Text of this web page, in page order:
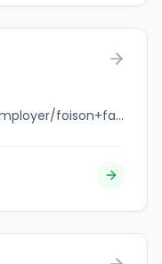
jobbank.gc.ca/browsejobs/employer/foison+farm+inc./ca